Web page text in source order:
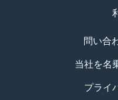
問い合
当社を名
プライ